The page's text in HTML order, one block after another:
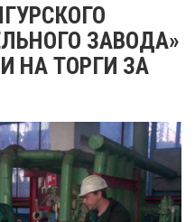
ЗАВОДА»
НА ТОРГИ ЗА